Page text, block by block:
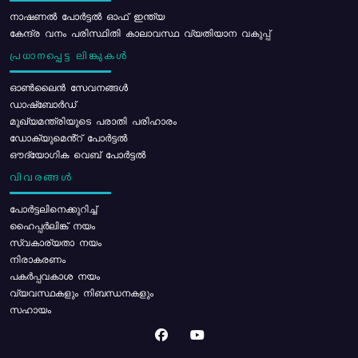
നാഷണൽ പോർട്ടൽ ഓഫ് ഇന്ത്യ
കേന്ദ്ര വനം പരിസ്ഥിതി കാലാവസ്ഥ വ്യതിയാന വകുപ്പ്
പ്രധാനപ്പെട്ട ലിങ്കുകൾ
ഓൺലൈൻ സേവനങ്ങൾ
ഡാഷ്ബോർഡ്
മുഖ്യമന്ത്രിയുടെ പരാതി പരിഹാരം
ഡോക്യുമെൻ്റ് പോർട്ടൽ
ഔദ്യോഗിക വെബ് പോർട്ടൽ
വിവരങ്ങൾ
പോര്‍ട്ടലിനെക്കുറിച്ച്
ഹൈപ്പർലിങ്ക് നയം
സ്വകാര്യതാ നയം
നിരാകരണം
പകർപ്പവകാശ നയം
വ്യവസ്ഥകളും നിബന്ധനകളും
സഹായം